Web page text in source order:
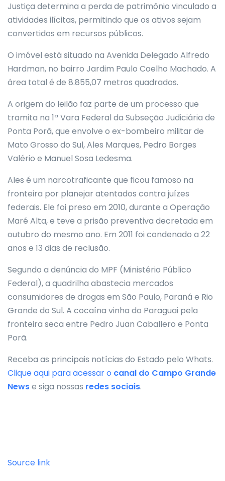
Justiça determina a perda de patrimônio vinculado a
atividades ilícitas, permitindo que os ativos sejam
convertidos em recursos públicos.
O imóvel está situado na Avenida Delegado Alfredo
Hardman, no bairro Jardim Paulo Coelho Machado. A
área total é de 8.855,07 metros quadrados.
A origem do leilão faz parte de um processo que
tramita na 1ª Vara Federal da Subseção Judiciária de
Ponta Porã, que envolve o ex-bombeiro militar de
Mato Grosso do Sul, Ales Marques, Pedro Borges
Valério e Manuel Sosa Ledesma.
Ales é um narcotraficante que ficou famoso na
fronteira por planejar atentados contra juízes
federais. Ele foi preso em 2010, durante a Operação
Maré Alta, e teve a prisão preventiva decretada em
outubro do mesmo ano. Em 2011 foi condenado a 22
anos e 13 dias de reclusão.
Segundo a denúncia do MPF (Ministério Público
Federal), a quadrilha abastecia mercados
consumidores de drogas em São Paulo, Paraná e Rio
Grande do Sul. A cocaína vinha do Paraguai pela
fronteira seca entre Pedro Juan Caballero e Ponta
Porã.
Receba as principais notícias do Estado pelo Whats.
Clique aqui para acessar o canal do Campo Grande
Newse siga nossas redes sociais.
Source link